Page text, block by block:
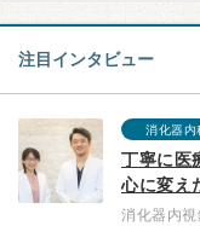
注目インタビュー
消化器内
丁寧に医
心に変え
消化器内